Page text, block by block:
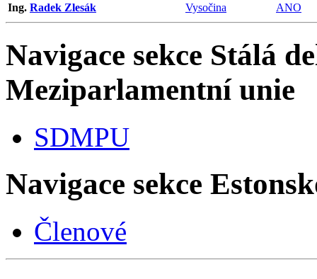
Ing. Radek Zlesák Vysočina ANO
Navigace sekce Stálá
Meziparlamentní unie
SDMPU
Navigace sekce
Členové